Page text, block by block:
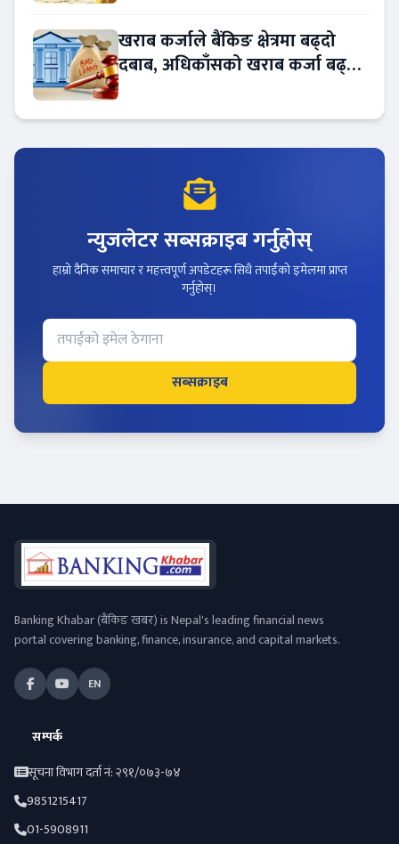
खराब कर्जाले बैंकिङ क्षेत्रमा बढ्दो
दबाब, अधिकाँसको खराब कर्जा बढ्दो
न्युजलेटर सब्सक्राइब गर्नुहोस्
हाम्रो दैनिक समाचार र महत्त्वपूर्ण अपडेटहरू सिधै तपाईंको इमेलमा प्राप्त
गर्नुहोस्।
सब्सक्राइब
Banking Khabar (बैंकिङ खबर) is Nepal's leading financial news
portal covering banking, finance, insurance, and capital markets.
EN
सम्पर्क
सूचना विभाग दर्ता नं: २९१/०७३-७४
9851215417
01-5908911